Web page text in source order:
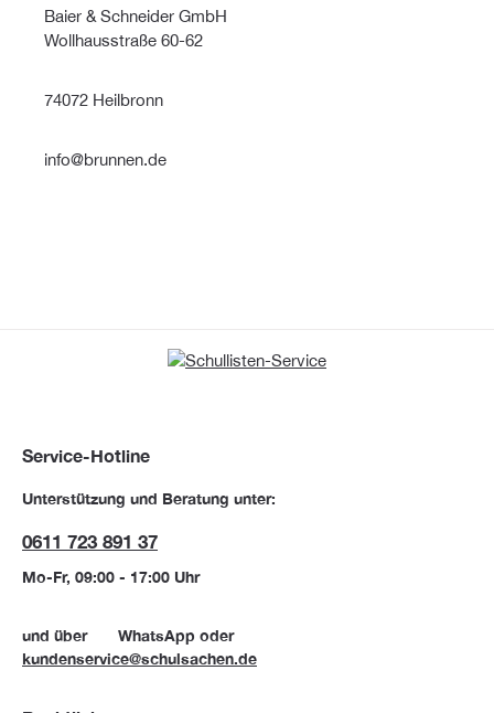
Baier & Schneider GmbH
Wollhausstraße 60-62
74072 Heilbronn
info@brunnen.de
Service-Hotline
Unterstützung und Beratung unter:
0611 723 891 37
Mo-Fr, 09:00 - 17:00 Uhr
und über WhatsApp oder
kundenservice@schulsachen.de